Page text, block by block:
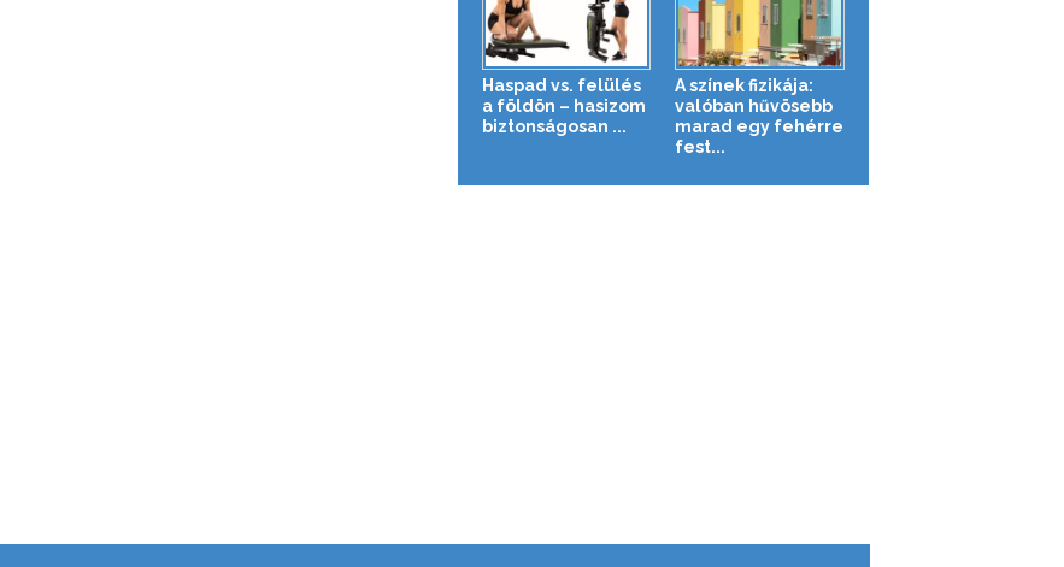
Haspad vs. felülés
a földön – hasizom
biztonságosan ...
A színek fizikája:
valóban hűvösebb
marad egy fehérre
fest...